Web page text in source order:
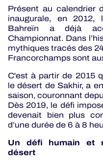
MLMC
ALMS
Présent au calendrier
inaugurale, en
Bahreïn a déjà
Championnat. Dans
mythiques tracés des
Francorchamps sont
C'est à partir de 2015
le désert de Sakhir, a
saison, couronnant
Dès 2019, le défi
devenait bien plus
d’une durée de 6 à 8
Un défi humain et
désert